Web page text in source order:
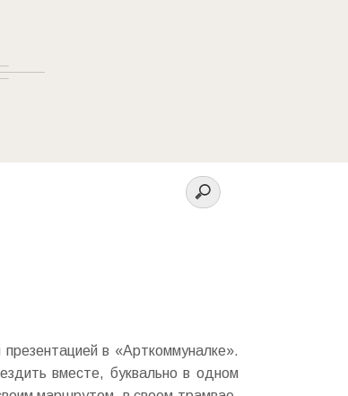
в «Арткоммуналке».
вместе, буквально в одном